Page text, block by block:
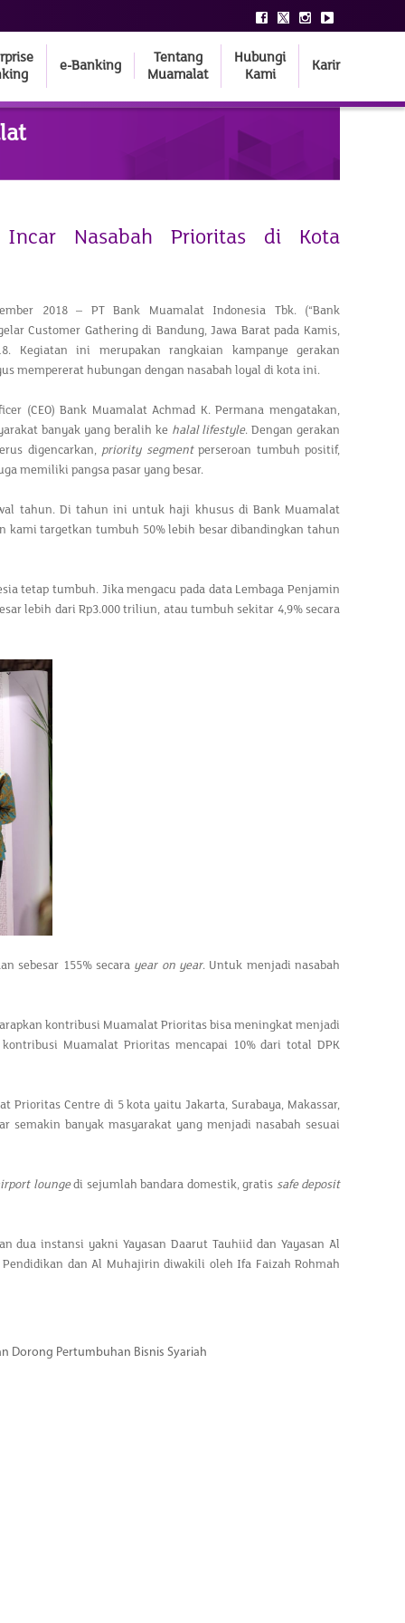
e-Banking
Tentang
Muamalat
Hubungi
Kami
Karir
Incar Nasabah Prioritas di Kota
2018 – PT Bank Muamalat Indonesia Tbk. (“Bank
Customer Gathering di Bandung, Jawa Barat pada Kamis,
Kegiatan ini merupakan rangkaian kampanye gerakan
mempererat hubungan dengan nasabah loyal di kota ini.
(CEO) Bank Muamalat Achmad K. Permana mengatakan,
banyak yang beralih ke halal lifestyle. Dengan gerakan
digencarkan, priority segmentperseroan tumbuh positif,
memiliki pangsa pasar yang besar.
tahun. Di tahun ini untuk haji khusus di Bank Muamalat
kami targetkan tumbuh 50% lebih besar dibandingkan tahun
tetap tumbuh. Jika mengacu pada data Lembaga Penjamin
lebih dari Rp3.000 triliun, atau tumbuh sekitar 4,9% secara
sebesar 155% secara year on year. Untuk menjadi nasabah
kontribusi Muamalat Prioritas bisa meningkat menjadi
Muamalat Prioritas mencapai 10% dari total DPK
Centre di 5 kota yaitu Jakarta, Surabaya, Makassar,
semakin banyak masyarakat yang menjadi nasabah sesuai
loungedi sejumlah bandara domestik, gratis safe deposit
dua instansi yakni Yayasan Daarut Tauhiid dan Yayasan Al
dan Al Muhajirin diwakili oleh Ifa Faizah Rohmah
Dorong Pertumbuhan Bisnis Syariah